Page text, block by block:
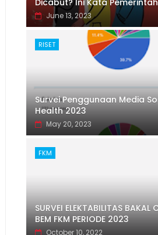
Dicabut? Ini Kata Pemerintah
June 13, 2023
RISET
Survei Penggunaan Media
Health 2023
May 20, 2023
FKM
SURVEI ELEKTABILITAS BAKAL
BEM FKM PERIODE 2023
October 10, 2022